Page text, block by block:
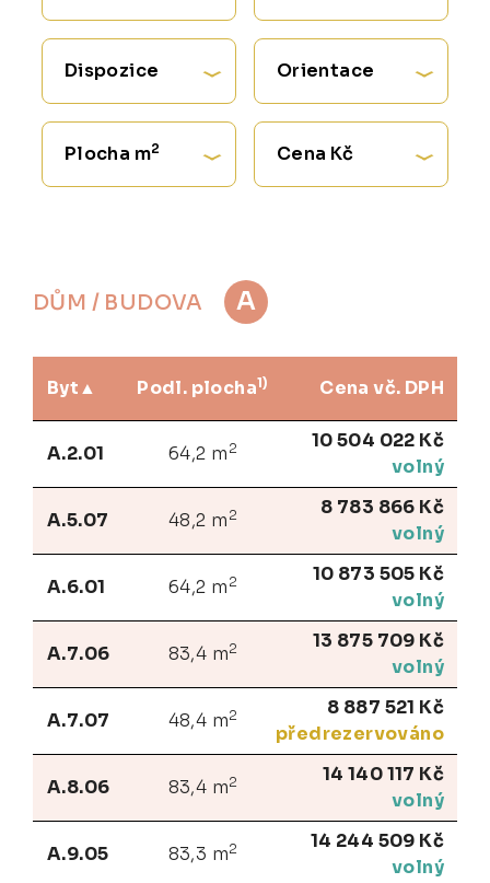
Dispozice Orientace
Plocha m2 Cena Kč
DŮM / BUDOVA A
Byt Podl. plocha1) Cena vč. DPH
A.2.01 64,2 m 2
10 504 022 Kč
volný
A.5.07 48,2 m 2
8 783 866 Kč
volný
A.6.01 64,2 m 2
10 873 505 Kč
volný
A.7.06 83,4 m2
13 875 709 Kč
volný
A.7.07 48,4 m2
8 887 521 Kč
předrezervováno
A.8.06 83,4 m2
14 140 117 Kč
volný
A.9.05 83,3 m2
14 244 509 Kč
volný